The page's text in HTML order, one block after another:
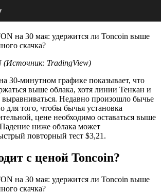
(Источник: TradingView)
30-минутном графике показывает, что
выше облака, хотя линии Тенкан и
Недавно произошло бычье
для того, чтобы бычья установка
цене необходимо оставаться выше
ниже облака может
повторный тест $3,21.
с ценой Toncoin?